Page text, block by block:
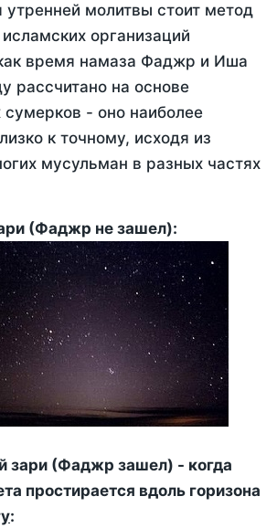
молитвы стоит метод
организаций
время намаза Фаджр и Иша
рассчитано на основе
сумерков - оно наиболее
к точному, исходя из
мусульман в разных частях
(Фаджр не зашел):
зари (Фаджр зашел) - когда
простирается вдоль горизона
: